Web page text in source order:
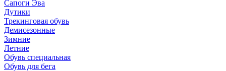
Сапоги Эва
Дутики
Трекинговая обувь
Демисезонные
Зимние
Летние
Обувь специальная
Обувь для бега